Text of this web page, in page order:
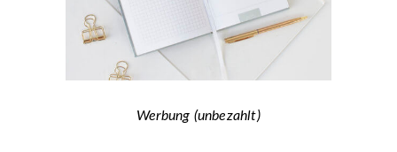
Werbung (unbezahlt)